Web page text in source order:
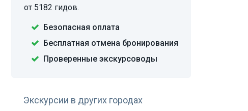
от 5182 гидов.
Безопасная оплата
Бесплатная отмена бронирования
Проверенные экскурсоводы
Экскурсии в других городах